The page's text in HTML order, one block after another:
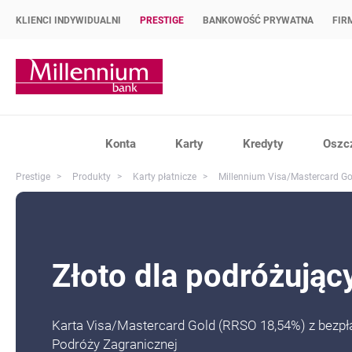
KLIENCI INDYWIDUALNI PRESTIGE BANKOWOŚĆ PRYWATNA
Strona główna Bank Millennium
Konta Karty Kredyty
Prestige Produkty Karty płatnicze Millennium Visa/Mastercard
Złoto dla
Karta Visa/Mastercard Gold (RRSO 18,54%) z
Podróży Zagranicznej